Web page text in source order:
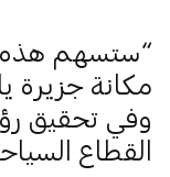
ستسهم هذه
مكانة جزيرة
وفي تحقيق
القطاع